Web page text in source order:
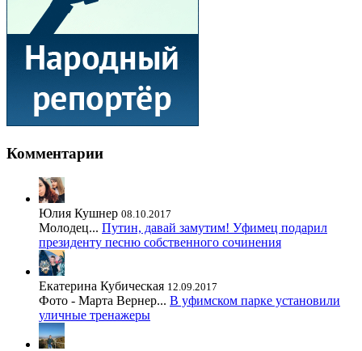
Комментарии
Юлия Кушнер 08.10.2017
Молодец... Путин, давай замутим! Уфимец подарил
президенту песню собственного сочинения
Екатерина Кубическая 12.09.2017
Фото - Марта Вернер... В уфимском парке установили
уличные тренажеры